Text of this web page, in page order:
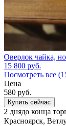
Оверлок чайка,
15 800 руб.
Посмотреть все
Цена
580 руб.
Купить сейчас
2 днядо конца
Красноярск,